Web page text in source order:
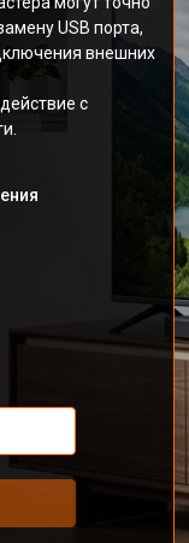
USB порта,
внешних
с